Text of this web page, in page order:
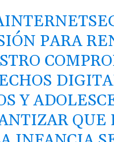
PARA
Y
QUE